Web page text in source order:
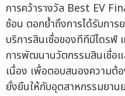
การคว้ารางวัล Best EV
ซ้อน ตอกย้ำถึงการได้รับการ
บริการสินเชื่อของทีทีบีไดรฟ์
การพัฒนานวัตกรรมสินเชื่อแ
เนื่อง เพื่อตอบสนองความต้
ยั่งยืนให้กับอุตสาหกรรมยาน